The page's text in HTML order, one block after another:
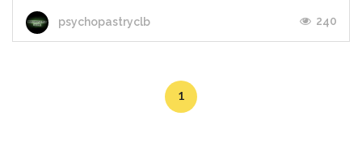
psychopastryclb 240
1